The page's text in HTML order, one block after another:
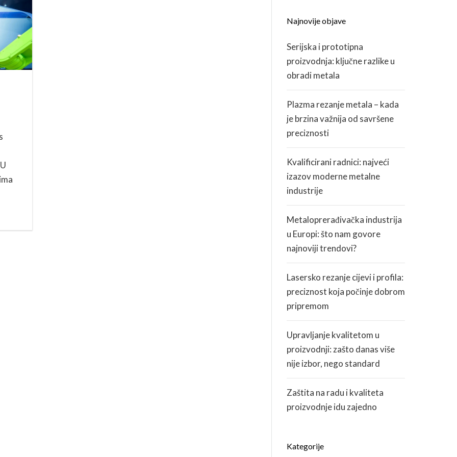
ZDRAVLJE I SIGURNOST
Najnovije objave
Serijska i prototipna
proizvodnja: ključne razlike u
obradi metala
Plazma rezanje metala – kada
je brzina važnija od savršene
preciznosti
Kvalificirani radnici: najveći
izazov moderne metalne
industrije
Metaloprerađivačka industrija
u Europi: što nam govore
najnoviji trendovi?
Lasersko rezanje cijevi i profila:
preciznost koja počinje dobrom
pripremom
Upravljanje kvalitetom u
proizvodnji: zašto danas više
nije izbor, nego standard
Zaštita na radu i kvaliteta
proizvodnje idu zajedno
Kategorije